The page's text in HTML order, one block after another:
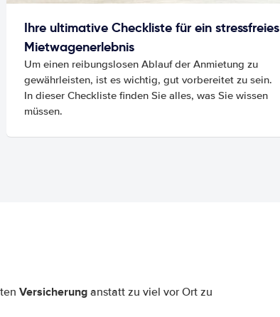
Ihre ultimative Checkliste für ein stressfreies
Mietwagenerlebnis
Um einen reibungslosen Ablauf der Anmietung zu
gewährleisten, ist es wichtig, gut vorbereitet zu sein.
In dieser Checkliste finden Sie alles, was Sie wissen
müssen.
Versicherung anstatt zu viel vor Ort zu